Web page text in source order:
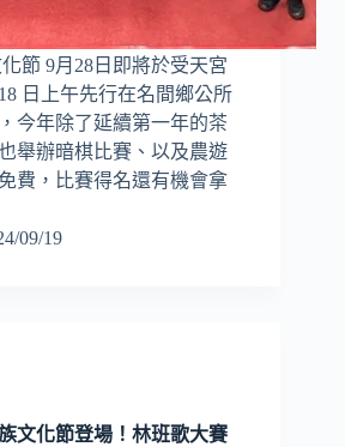
節 9月28日即將於受天宮
日上午先行在名間鄉公所
今年除了延續第一年的茶
舉辦暗棋比賽、以及農遊
費，比賽得名還有機會拿
09/19
文化節登場！林班歌大賽